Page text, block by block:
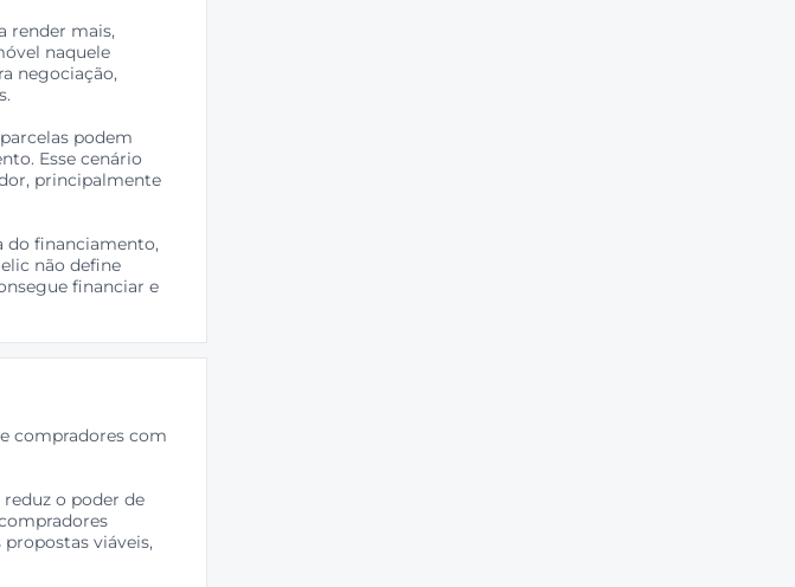
render mais,
naquele
negociação,
podem
Esse cenário
principalmente
do financiamento,
não define
financiar e
compradores com
o poder de
viáveis,